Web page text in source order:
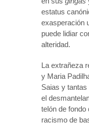
estatus
exasperación
puede lidiar
alteridad.
La extrañeza
y Maria
Saias y tantas
el
telón de fondo
racismo de